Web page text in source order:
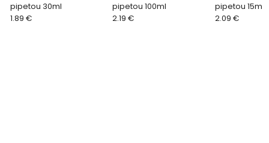
pipetou 30ml
1.89 €
pipetou 100ml
2.19 €
pipetou 15ml
2.09 €